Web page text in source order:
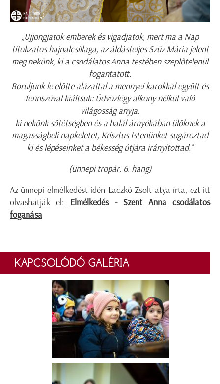
„Ujjongjatok emberek és vigadjatok, mert ma a Nap
titokzatos hajnalcsillaga, az áldásteljes Szűz Mária jelent
meg nekünk, ki a csodálatos Anna testében szeplőtelenül
fogantatott.
Boruljunk le előtte alázattal a mennyei karokkal együtt és
fennszóval kiáltsuk: Üdvözlégy alkony nélkül való
világosság anyja,
ki nekünk sötétségben és a halál árnyékában ülőknek a
magasságbeli napkeletet, Krisztus Istenünket sugároztad
ki és lépéseinket a békesség útjára irányítottad.”
(ünnepi tropár, 6. hang)
Az ünnepi elmélkedést idén Laczkó Zsolt atya írta, ezt itt
olvashatják el: Elmélkedés - Szent Anna csodálatos
foganása
KAPCSOLÓDÓ GALÉRIA